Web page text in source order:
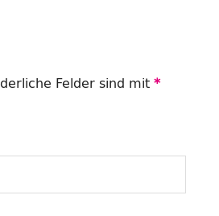
Felder sind mit *